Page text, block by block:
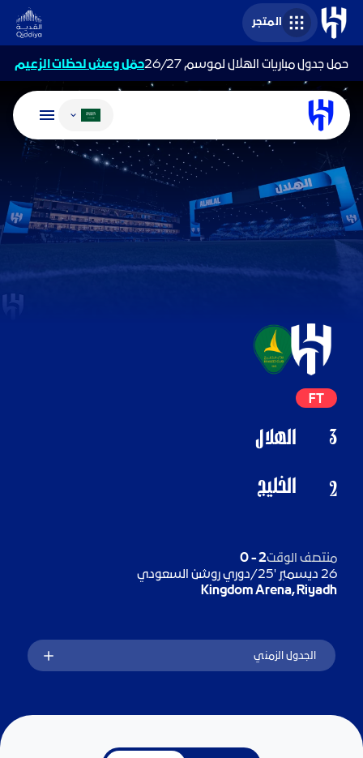
المتجر
حمل جدول مباريات الهلال لموسم 26/27 حمّل وعش لحظات الزعيم
تغيير اللغة
الهلال
الخليج
FT
3
2
منتصف الوقت2
-
0
26 ديسمبر '25
/دوري روشن السعودي
Kingdom Arena, Riyadh
الجدول الزمني